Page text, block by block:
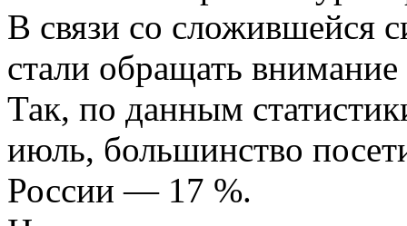
В связи со сложившейся
стали обращать
Так, по данным
июль, большинство
России — 17 %.